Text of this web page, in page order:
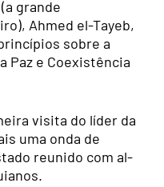
grande
Ahmed el-Tayeb,
sobre a
Paz e Coexistência
visita do líder da
uma onda de
reunido com al-